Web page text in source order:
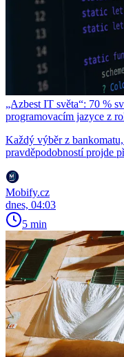
„Azbest IT světa“: 70 %
programovacím jazyce z
Každý výběr z
pravděpodobností projde
Mobify.cz
dnes, 04:03
5 min